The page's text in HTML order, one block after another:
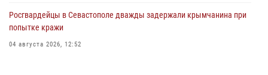
Росгвардейцы в Севастополе дважды задержали крымчанина при
попытке кражи
04 августа 2026, 12:52